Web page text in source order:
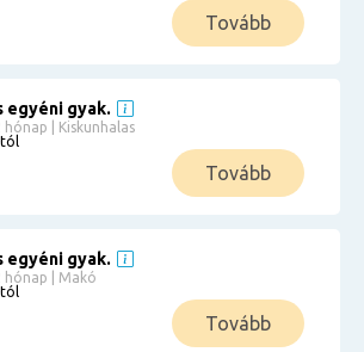
Tovább
egyéni gyak.
hónap | Kiskunhalas
tól
Tovább
egyéni gyak.
hónap | Makó
tól
Tovább